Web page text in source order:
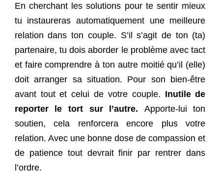
En cherchant les solutions pour te sentir mieux
tu instaureras automatiquement une meilleure
relation dans ton couple. S’il s’agit de ton (ta)
partenaire, tu dois aborder le problème avec tact
et faire comprendre à ton autre moitié qu’il (elle)
doit arranger sa situation. Pour son bien-être
avant tout et celui de votre couple. Inutile de
reporter le tort sur l’autre. Apporte-lui ton
soutien, cela renforcera encore plus votre
relation. Avec une bonne dose de compassion et
de patience tout devrait finir par rentrer dans
l’ordre.